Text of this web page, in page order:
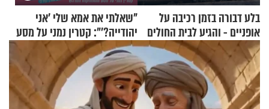
בלע דבורה בזמן רכיבה על
אופניים - והגיע לבית החולים
במצב מסכן חיים
"שאלתי את אמא שלי 'אני
יהודייה?'": קטרין נמני על מסע
ההתחזקות המרגש